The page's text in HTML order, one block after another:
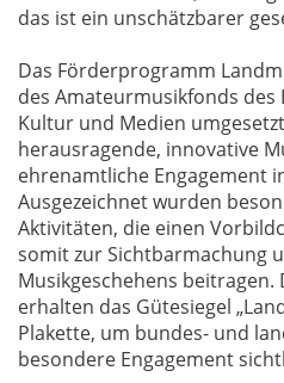
das ist ein unschätzbarer
Das Förderprogramm
des Amateurmusikfonds
Kultur und Medien
herausragende, innovative
ehrenamtliche Engagement
Ausgezeichnet wurden
Aktivitäten, die einen
somit zur Sichtbarmachung
Musikgeschehens beitragen.
erhalten das Gütesiegel
Plakette, um bundes- und
besondere Engagement